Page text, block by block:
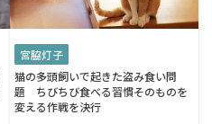
宮脇灯子
猫の多頭飼いで起きた盗み食い問
題 ちびちび食べる習慣そのものを
変える作戦を決行